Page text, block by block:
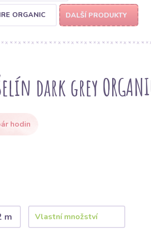
ORGANIC DALŠÍ PRODUKTY
dark grey
hodin
m